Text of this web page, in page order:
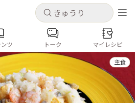
キャンセル
るとレシピを保存できます
キャンセル
コンテンツ
ピ
ツ トーク マイレシピ
主食